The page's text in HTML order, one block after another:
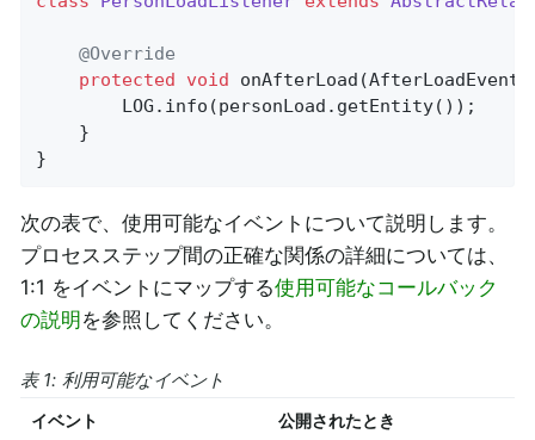
@Override
protected
void onAfterLoad
    }
}
次の表で、使用可能なイベントについて説明します。
プロセスステップ間の正確な関係の詳細については、
1:1 をイベントにマップする使用可能なコールバック
の説明を参照してください。
表 1: 利用可能なイベント
イベント 公開されたとき